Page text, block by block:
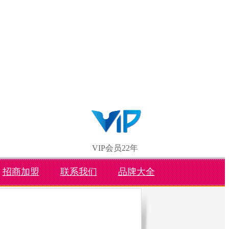
VIP会员22年
招商加盟 联系我们 品牌大全